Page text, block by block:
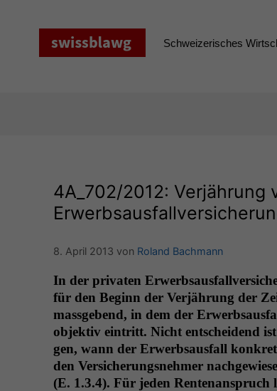
Schweizerisches
4A_702/2012: Verjährung
8. April 2013 von Roland Bachmann
In der pri­vat­en
für den Beginn der Ver­jährung der
mass­gebend, in dem der
objek­tiv ein­tritt. Nicht entschei­dend
gen, wann der Erwerb­saus­fall
den Ver­sicherungsnehmer
(E. 1.3.4). Für jeden Rente­nanspruch